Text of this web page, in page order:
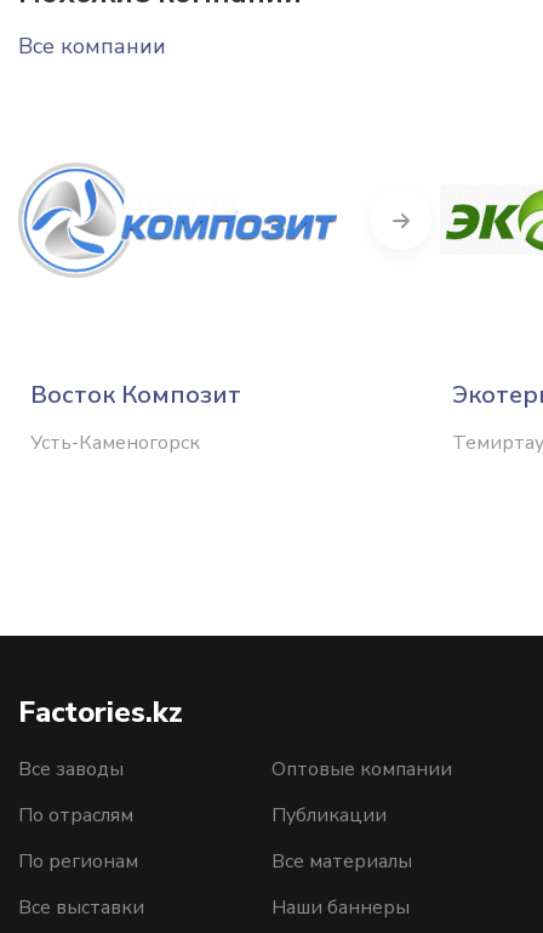
Все компании
Восток Композит
Усть-Каменогорск Темиртау
Next
Factories.kz
Все заводы
По отраслям
По регионам
Все выставки
Оптовые компании
Публикации
Все материалы
Наши баннеры